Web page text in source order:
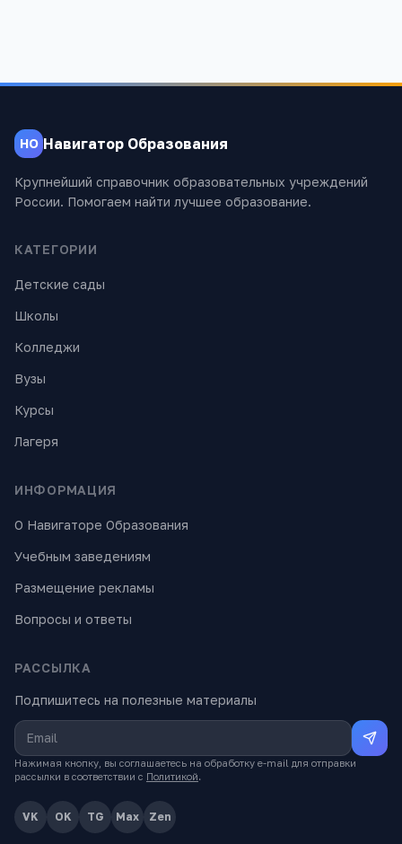
НО Навигатор Образования
Крупнейший справочник образовательных учреждений
России. Помогаем найти лучшее образование.
КАТЕГОРИИ
Детские сады
Школы
Колледжи
Вузы
Курсы
Лагеря
ИНФОРМАЦИЯ
О Навигаторе Образования
Учебным заведениям
Размещение рекламы
Вопросы и ответы
РАССЫЛКА
Подпишитесь на полезные материалы
Нажимая кнопку, вы соглашаетесь на обработку e-mail для отправки
рассылки в соответствии с Политикой.
VK OK TG Max Zen